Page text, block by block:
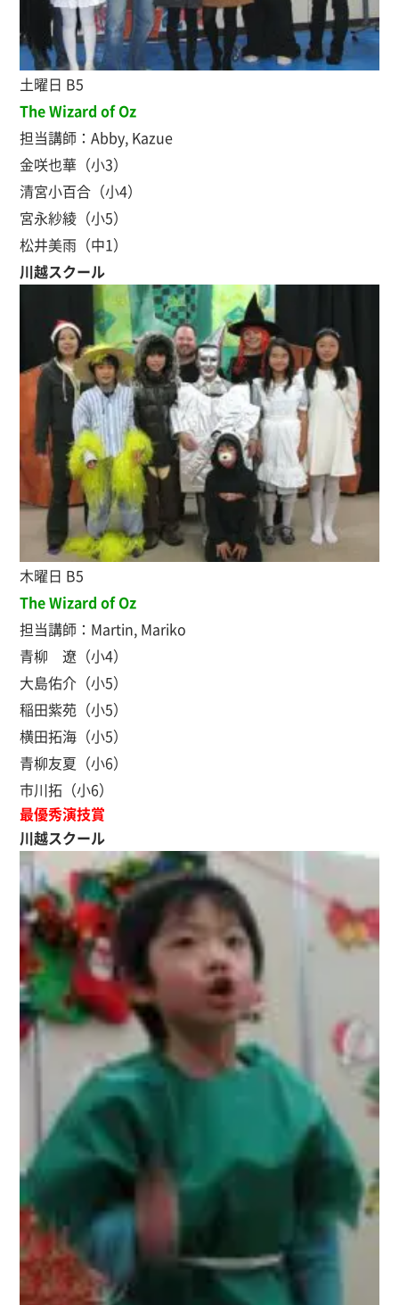
土曜日 B5
The Wizard of Oz
担当講師：Abby, Kazue
金咲也華（小3）
清宮小百合（小4）
宮永紗綾（小5）
松井美雨（中1）
川越スクール
木曜日 B5
The Wizard of Oz
担当講師：Martin, Mariko
青柳 遼（小4）
大島佑介（小5）
稲田紫苑（小5）
横田拓海（小5）
青柳友夏（小6）
市川拓（小6）
最優秀演技賞
川越スクール